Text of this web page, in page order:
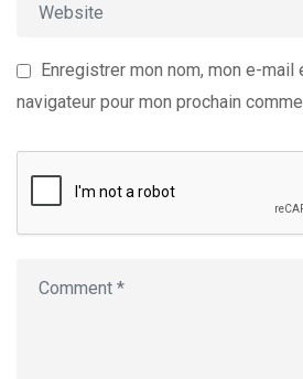
Enregistrer mon nom, mon e-
navigateur pour mon prochain